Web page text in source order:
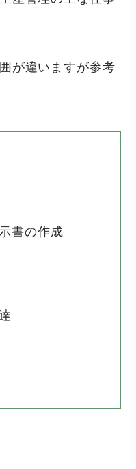
が違いますが参考
書の作成